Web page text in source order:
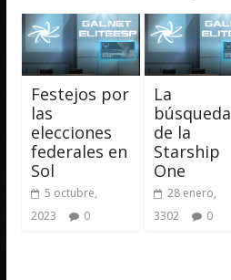
Festejos por
las
elecciones
federales en
Sol
5 octubre,
2023
0
La
búsqueda
de la
Starship
One
28 enero,
3302
0